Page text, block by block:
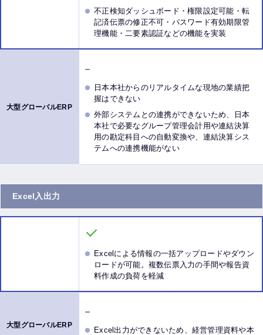
不正検知ダッシュボード・権限設定可能・転
記済伝票の修正不可・パスワード有効期限管
理機能・二要素認証などの機能を実装
日本本社からのリアルタイムな現地の業績把
握はできない
外部システムとの連携ができないため、日本
本社で必要なグループ管理会計用や連結決算
用の勘定科目への自動変換や、連結決算シス
テムへの連携機能がない
Excel入出力
Excelによる情報の一括アップロードやダウン
ロードが可能。複数伝票入力の手間や報告資
料作成の負荷を軽減
Excel出力ができないため、経営管理資料や本